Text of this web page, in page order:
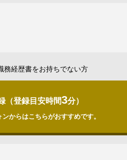
務経歴書をお持ちでない方
（登録目安時間3分）
からはこちらがおすすめです。